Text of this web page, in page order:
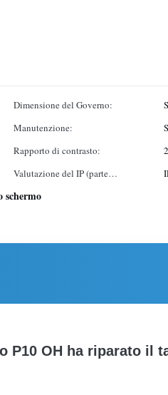
Dimensione del Governo:
Manutenzione:
Rapporto di contrasto:
Valutazione del IP (parte
anteriore/parte posteriore):
schermo
OH ha riparato il